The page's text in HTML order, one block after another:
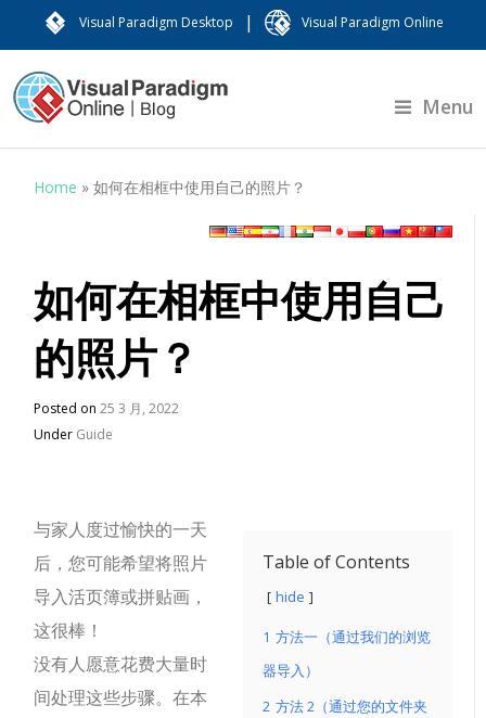
Visual Paradigm Desktop | Visual Paradigm Online
Menu
Home »如何在相框中使用自己的照片？
如何在相框中使用自己
的照片？
Posted on25 3 月, 2022
Under Guide
Table of Contents
hide
1 方法一（通过我们的浏览
器导入）
2 方法 2（通过您的文件夹
与家人度过愉快的一天
后，您可能希望将照片
导入活页簿或拼贴画，
这很棒！
没有人愿意花费大量时
间处理这些步骤。在本